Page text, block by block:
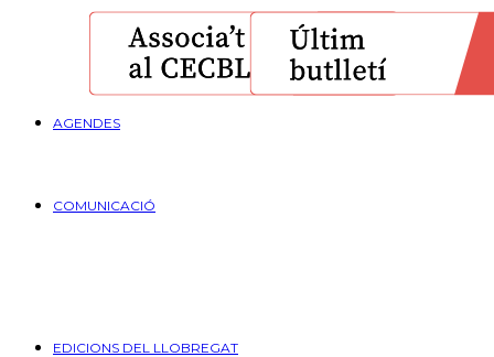
AGENDES
COMUNICACIÓ
EDICIONS DEL LLOBREGAT